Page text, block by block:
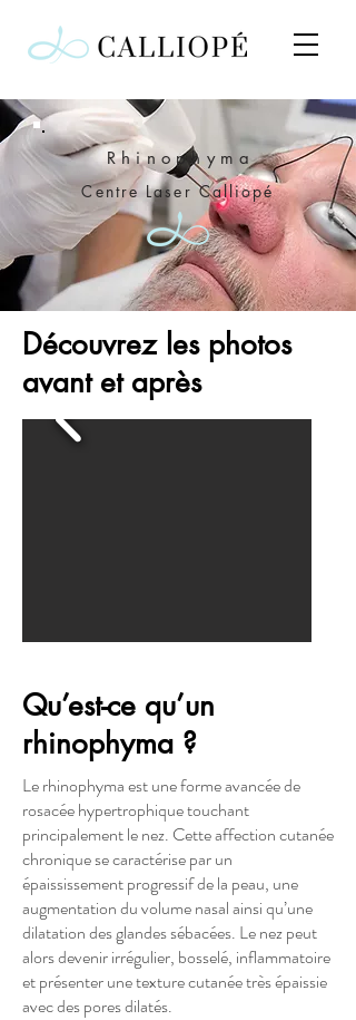
Rhinophyma
Centre Laser Calliopé
Découvrez les photos
avant et après
Qu’est-ce qu’un
rhinophyma ?
Le rhinophyma est une forme avancée de
rosacée hypertrophique touchant
principalement le nez. Cette affection cutanée
chronique se caractérise par un
épaississement progressif de la peau, une
augmentation du volume nasal ainsi qu’une
dilatation des glandes sébacées. Le nez peut
alors devenir irrégulier, bosselé, inflammatoire
et présenter une texture cutanée très épaissie
avec des pores dilatés.